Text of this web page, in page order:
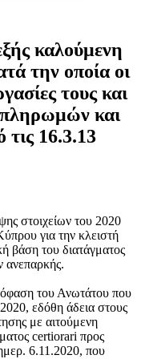
καλούμενη
την οποία οι
τους και
πληρωμών και
16.3.13
στοιχείων του 2020
για την κλειστή
βάση του διατάγματος
ανεπαρκής.
του Ανωτάτου που
εδόθη άδεια στους
με αιτούμενη
certiorari προς
6.11.2020, που